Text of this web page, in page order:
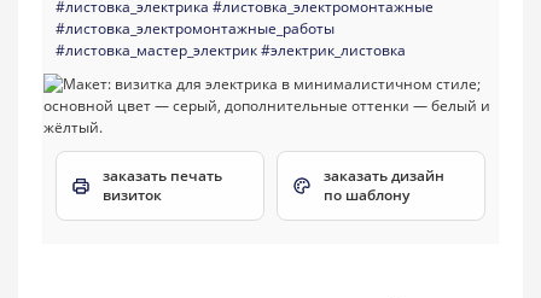
#листовка_электрика #листовка_электромонтажные
#листовка_электромонтажные_работы
#листовка_мастер_электрик#электрик_листовка
заказать печать
визиток
заказать дизайн
по шаблону